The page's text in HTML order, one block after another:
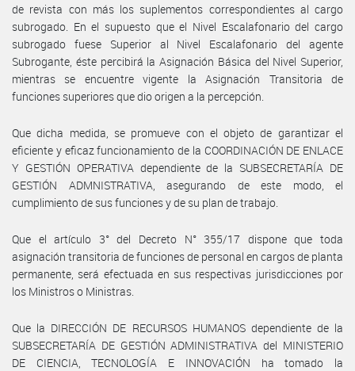
de revista con más los suplementos correspondientes al cargo
subrogado. En el supuesto que el Nivel Escalafonario del cargo
subrogado fuese Superior al Nivel Escalafonario del agente
Subrogante, éste percibirá la Asignación Básica del Nivel Superior,
mientras se encuentre vigente la Asignación Transitoria de
funciones superiores que dio origen a la percepción.
Que dicha medida, se promueve con el objeto de garantizar el
eficiente y eficaz funcionamiento de la COORDINACIÓN DE ENLACE
Y GESTIÓN OPERATIVA dependiente de la SUBSECRETARÍA DE
GESTIÓN ADMNISTRATIVA, asegurando de este modo, el
cumplimiento de sus funciones y de su plan de trabajo.
Que el artículo 3° del Decreto N° 355/17 dispone que toda
asignación transitoria de funciones de personal en cargos de planta
permanente, será efectuada en sus respectivas jurisdicciones por
los Ministros o Ministras.
Que la DIRECCIÓN DE RECURSOS HUMANOS dependiente de la
SUBSECRETARÍA DE GESTIÓN ADMINISTRATIVA del MINISTERIO
DE CIENCIA, TECNOLOGÍA E INNOVACIÓN ha tomado la